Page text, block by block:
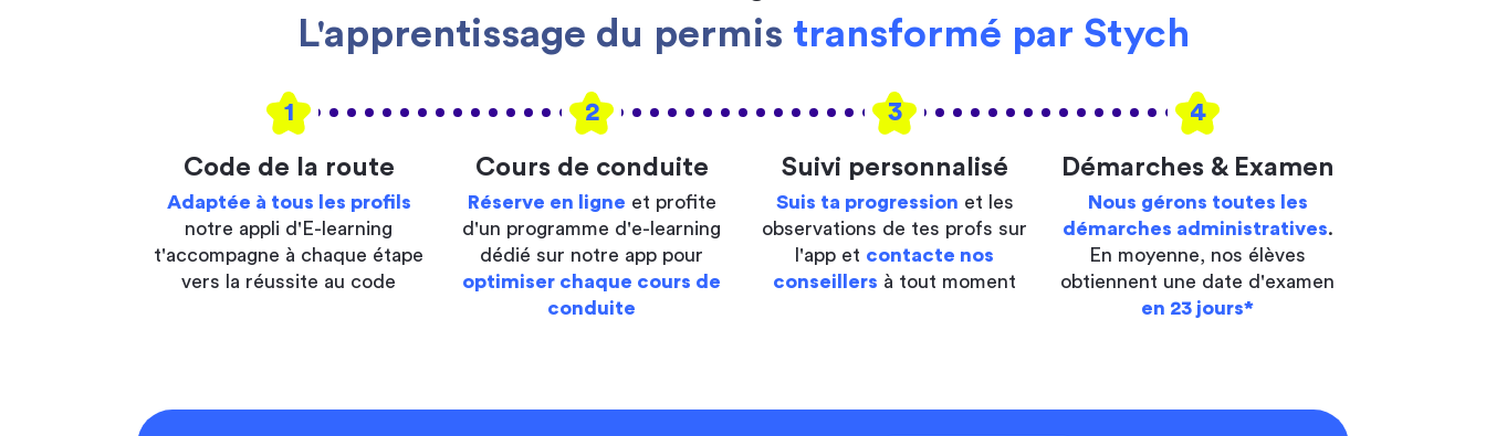
L'apprentissage du permis transformé par Stych
1 2 3 4
Code de la route
Adaptée à tous les profils
notre appli d'E-learning
t'accompagne à chaque étape
vers la réussite au code
Cours de conduite
Réserve en ligne et profite
d'un programme d'e-learning
dédié sur notre app pour
optimiser chaque cours de
conduite
Suivi personnalisé
Suis ta progression et les
observations de tes profs sur
l'app et contacte nos
conseillers à tout moment
Démarches & Examen
Nous gérons toutes les
démarches administratives.
En moyenne, nos élèves
obtiennent une date d'examen
en 23 jours*